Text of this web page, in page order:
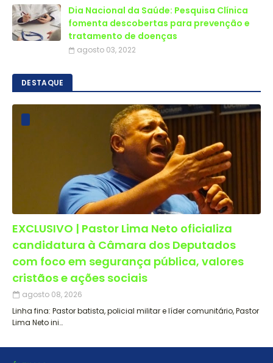
Dia Nacional da Saúde: Pesquisa Clínica
fomenta descobertas para prevenção e
tratamento de doenças
agosto 03, 2022
DESTAQUE
EXCLUSIVO | Pastor Lima Neto oficializa
candidatura à Câmara dos Deputados
com foco em segurança pública, valores
cristãos e ações sociais
agosto 08, 2026
Linha fina: Pastor batista, policial militar e líder comunitário, Pastor
Lima Neto ini…